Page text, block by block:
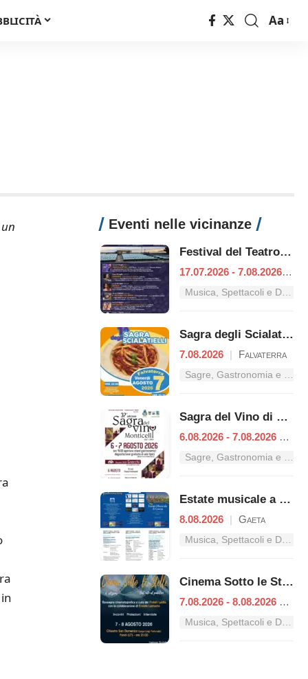
Font
Aa
Eventi nelle vicinanze
Festival del Teatro classico
17.07.2026 - 7.08.2026
|
Musica, Spettacoli e Danza nel Lazio
Sagra degli Scialatielli
7.08.2026 | Falvaterra
Sagre, Gastronomia e Tradizioni nel Lazio
Sagra del Vino di Monticelli
6.08.2026 - 7.08.2026 |
Sagre, Gastronomia e Tradizioni nel Lazio
Estate musicale a Gaeta
8.08.2026 | Gaeta
Musica, Spettacoli e Danza nel Lazio
Cinema Sotto le Stelle – Dal mito al pubblico
7.08.2026 - 8.08.2026 |
Musica, Spettacoli e Danza nel Lazio